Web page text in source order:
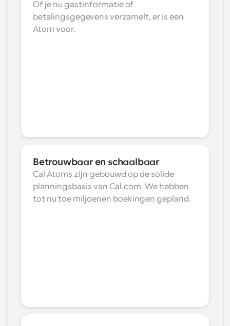
Of je nu gastinformatie of
betalingsgegevens verzamelt, er is een
Atom voor.
Betrouwbaar en schaalbaar
Cal Atoms zijn gebouwd op de solide
planningsbasis van Cal.com. We hebben
tot nu toe miljoenen boekingen gepland.